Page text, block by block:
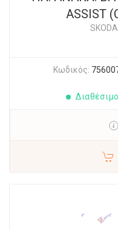
ASSIST
SKODA
Κωδικός:
Διαθέσιμο